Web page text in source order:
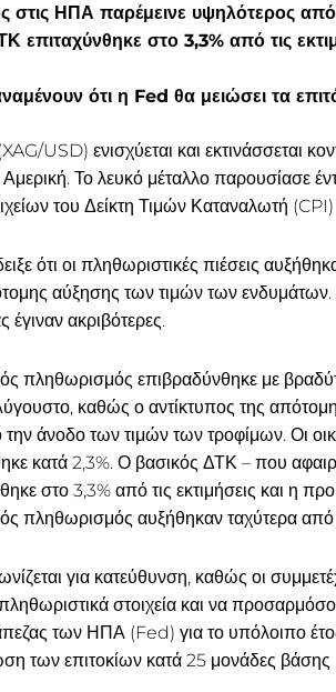
στις ΗΠΑ παρέμεινε υψηλότερος
επιταχύνθηκε στο 3,3% από τις
ότι η Fed θα μειώσει τα
USD) ενισχύεται και εκτινάσσεται
Το λευκό μέταλλο παρουσίασε
του Δείκτη Τιμών Καταναλωτή (CPI)
ότι οι πληθωριστικές πιέσεις
αύξησης των τιμών των ενδυμάτων.
έγιναν ακριβότερες.
πληθωρισμός επιβραδύνθηκε με
καθώς ο αντίκτυπος της
την άνοδο των τιμών των τροφίμων. Οι
κατά 2,3%. Ο βασικός ΔΤΚ – που
στο 3,3% από τις εκτιμήσεις και η
πληθωρισμός αυξήθηκαν ταχύτερα
για κατεύθυνση, καθώς οι
στοιχεία και να
των ΗΠΑ (Fed) για το υπόλοιπο
των επιτοκίων κατά 25 μονάδες βάσης